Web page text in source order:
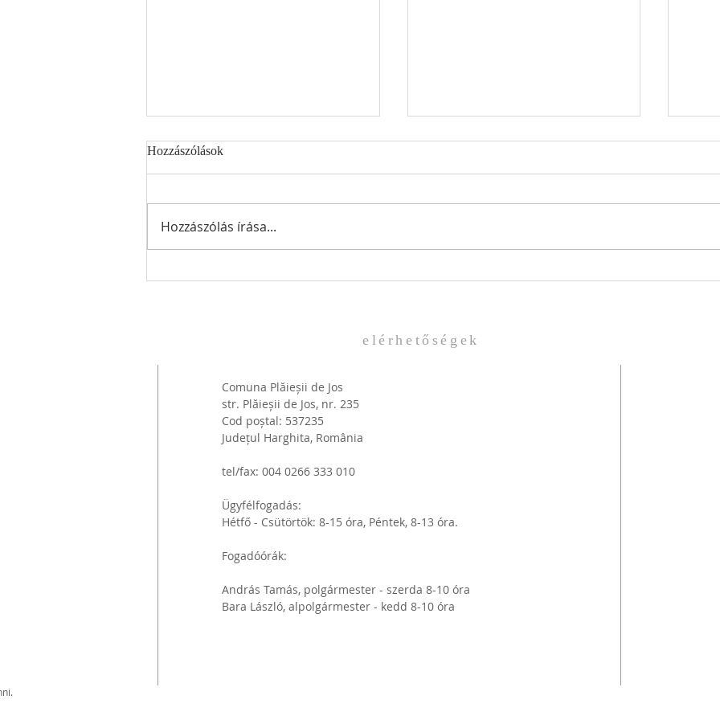
Változások az adózási
magánszemélyekre vonatkozó
változatlanul igénybe vehető,
kötelezettség teljesítése
Hozzászólások
Hozzászólás írása...
elérhetőségek
Comuna Plăieșii de Jos
str. Plăieșii de Jos, nr. 235
Cod poștal: 537235
Județul Harghita, România
tel/fax: 004 0266 333 010
Ügyfélfogadás:
Hétfő - Csütörtök: 8-15 óra, Péntek, 8-13 óra.
Fogadóórák:
András Tamás, polgármester - szerda 8-10 óra
Bara László, alpolgármester - kedd 8-10 óra